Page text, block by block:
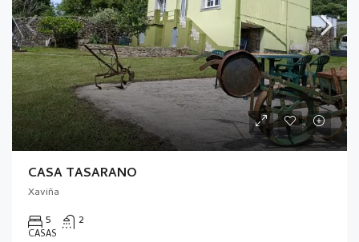
CASA TASARAÑO
Xaviña
5 2
CASAS